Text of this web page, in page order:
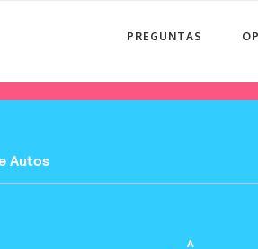
PREGUNTAS